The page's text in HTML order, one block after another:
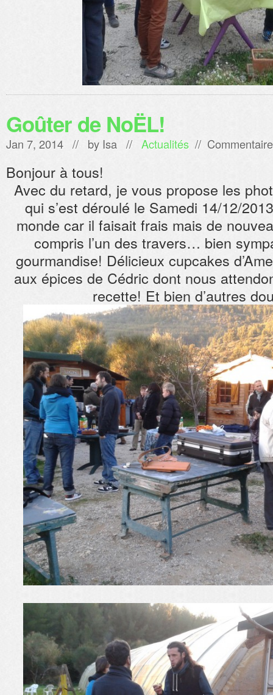
Goûter de NoËL!
Jan 7, 2014 // by Isa // Actualités //
Bonjour à tous!
Avec du retard, je vous propose les
qui s’est déroulé le Samedi 14/12/
monde car il faisait frais mais de
compris l’un des travers… bien
gourmandise! Délicieux cupcakes
aux épices de Cédric dont nous
recette! Et bien d’autres